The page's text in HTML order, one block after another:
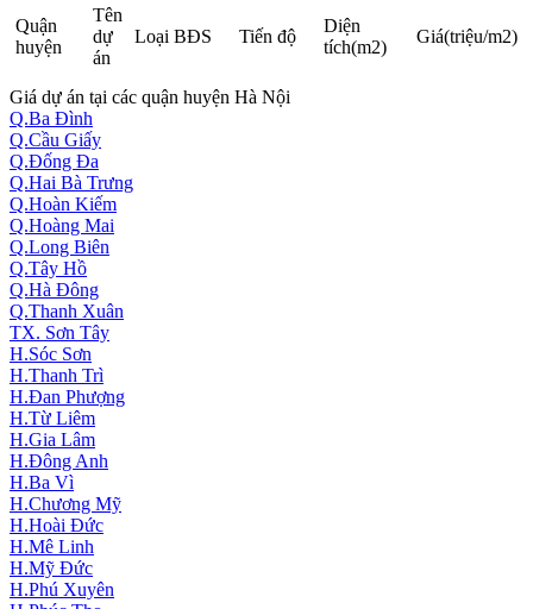
Quận
huyện
Tên
dự
án
Loại BĐS Tiến độ
Diện
tích(m2)
Giá(triệu/m2)
Giá dự án tại các quận huyện Hà Nội
Q.Ba Đình
Q.Cầu Giấy
Q.Đống Đa
Q.Hai Bà Trưng
Q.Hoàn Kiếm
Q.Hoàng Mai
Q.Long Biên
Q.Tây Hồ
Q.Hà Đông
Q.Thanh Xuân
TX. Sơn Tây
H.Sóc Sơn
H.Thanh Trì
H.Đan Phượng
H.Từ Liêm
H.Gia Lâm
H.Đông Anh
H.Ba Vì
H.Chương Mỹ
H.Hoài Đức
H.Mê Linh
H.Mỹ Đức
H.Phú Xuyên